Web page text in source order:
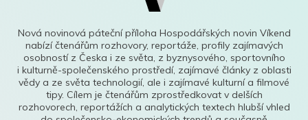
Nová novinová páteční příloha Hospodářských novin Víkend
nabízí čtenářům rozhovory, reportáže, profily zajímavých
osobností z Česka i ze světa, z byznysového, sportovního
i kulturně-společenského prostředí, zajímavé články z oblasti
vědy a ze světa technologií, ale i zajímavé kulturní a filmové
tipy. Cílem je čtenářům zprostředkovat v delších
rozhovorech, reportážích a analytických textech hlubší vhled